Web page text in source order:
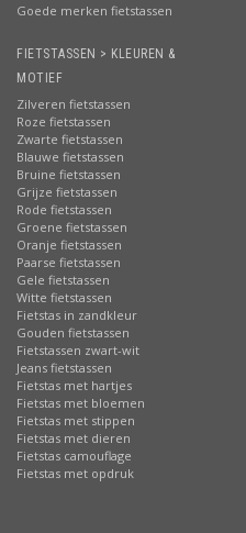
Goede merken fietstassen
FIETSTASSEN > KLEUREN &
MOTIEF
Zilveren fietstassen
Roze fietstassen
Zwarte fietstassen
Blauwe fietstassen
Bruine fietstassen
Grijze fietstassen
Rode fietstassen
Groene fietstassen
Oranje fietstassen
Paarse fietstassen
Gele fietstassen
Witte fietstassen
Fietstas in zandkleur
Gouden fietstassen
Fietstassen zwart-wit
Jeans fietstassen
Fietstas met hartjes
Fietstas met bloemen
Fietstas met stippen
Fietstas met dieren
Fietstas camouflage
Fietstas met opdruk